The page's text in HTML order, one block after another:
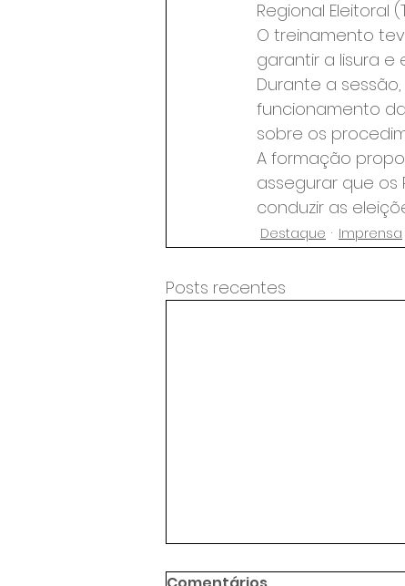
Regional Eleitoral
O treinamento
garantir a lisura e
Durante a
funcionamento
sobre os
A formação
assegurar que
conduzir as
Destaque Imprensa
Posts recentes